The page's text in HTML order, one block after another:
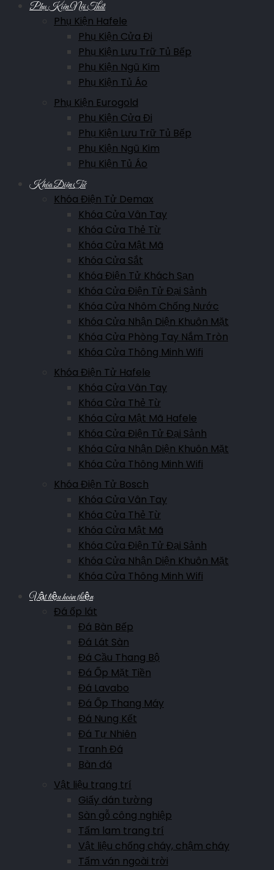
Phụ Kiện Nội Thất
Phụ Kiện Hafele
Phụ Kiện Cửa Đi
Phụ Kiện Lưu Trữ Tủ Bếp
Phụ Kiện Ngũ Kim
Phụ Kiện Tủ Áo
Phụ Kiện Eurogold
Phụ Kiện Cửa Đi
Phụ Kiện Lưu Trữ Tủ Bếp
Phụ Kiện Ngũ Kim
Phụ Kiện Tủ Áo
Khóa Điện Tử
Khóa Điện Tử Demax
Khóa Cửa Vân Tay
Khóa Cửa Thẻ Từ
Khóa Cửa Mật Mã
Khóa Cửa Sắt
Khóa Điện Tử Khách Sạn
Khóa Cửa Điện Tử Đại Sảnh
Khóa Cửa Nhôm Chống Nước
Khóa Cửa Nhận Diện Khuôn Mặt
Khóa Cửa Phòng Tay Nắm Tròn
Khóa Cửa Thông Minh Wifi
Khóa Điện Tử Hafele
Khóa Cửa Vân Tay
Khóa Cửa Thẻ Từ
Khóa Cửa Mật Mã Hafele
Khóa Cửa Điện Tử Đại Sảnh
Khóa Cửa Nhận Diện Khuôn Mặt
Khóa Cửa Thông Minh Wifi
Khóa Điện Tử Bosch
Khóa Cửa Vân Tay
Khóa Cửa Thẻ Từ
Khóa Cửa Mật Mã
Khóa Cửa Điện Tử Đại Sảnh
Khóa Cửa Nhận Diện Khuôn Mặt
Khóa Cửa Thông Minh Wifi
Vật liệu hoàn thiện
Đá ốp lát
Đá Bàn Bếp
Đá Lát Sàn
Đá Cầu Thang Bộ
Đá Ốp Mặt Tiền
Đá Lavabo
Đá Ốp Thang Máy
Đá Nung Kết
Đá Tự Nhiên
Tranh Đá
Bàn đá
Vật liệu trang trí
Giấy dán tường
Sàn gỗ công nghiệp
Tấm lam trang trí
Vật liệu chống cháy, chậm cháy
Tấm ván ngoài trời